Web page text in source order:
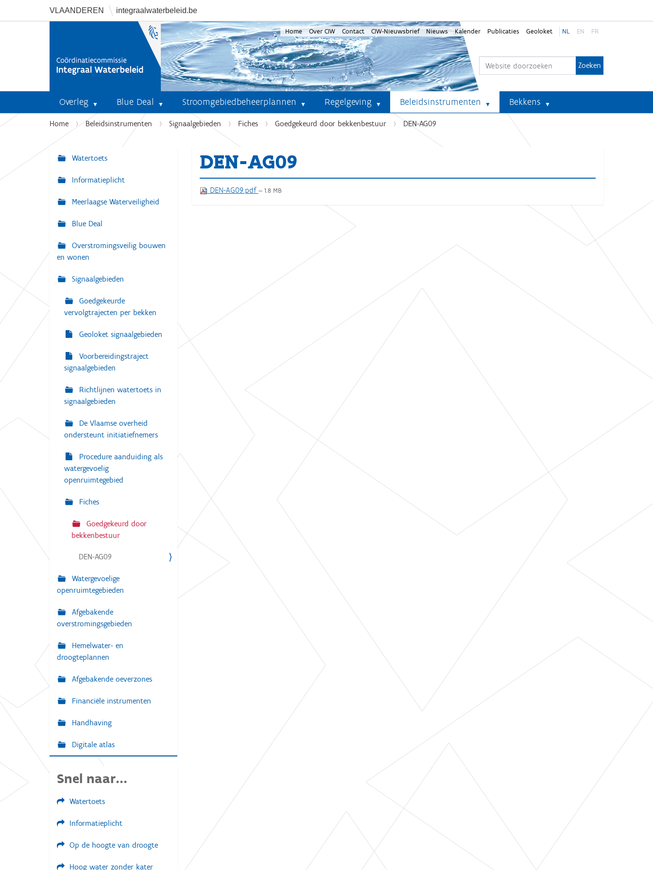
VLAANDEREN integraalwaterbeleid.be
Home Over CIW Contact CIW-Nieuwsbrief Nieuws Kalender Publicaties Geoloket NL EN FR
Overleg Blue Deal Stroomgebiedbeheerplannen Regelgeving Beleidsinstrumenten Bekkens
U
e
Home Beleidsinstrumenten Signaalgebieden Fiches Goedgekeurd door bekkenbestuur DEN-AG09
DEN-AG09
DEN-AG09.pdf — 1.8 MB
N
a
i
g
t
i
e
Watertoets
Informatieplicht
Meerlaagse Waterveiligheid
Blue Deal
Overstromingsveilig bouwen
en wonen
Signaalgebieden
Goedgekeurde
vervolgtrajecten per bekken
Geoloket signaalgebieden
Voorbereidingstraject
signaalgebieden
Richtlijnen watertoets in
signaalgebieden
De Vlaamse overheid
ondersteunt initiatiefnemers
Procedure aanduiding als
watergevoelig
openruimtegebied
Fiches
Goedgekeurd door
bekkenbestuur
DEN-AG09
Watergevoelige
openruimtegebieden
Afgebakende
overstromingsgebieden
Hemelwater- en
droogteplannen
Afgebakende oeverzones
Financiële instrumenten
Handhaving
Digitale atlas
Snel naar...
Watertoets
Informatieplicht
Op de hoogte van droogte
Hoog water zonder kater